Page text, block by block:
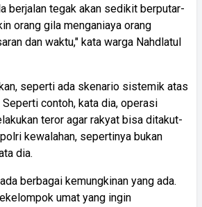
berjalan tegak akan sedikit berputar-
orang gila menganiaya orang
dan waktu," kata warga Nahdlatul
seperti ada skenario sistemik atas
contoh, kata dia, operasi
teror agar rakyat bisa ditakut-
kewalahan, sepertinya bukan
dia.
berbagai kemungkinan yang ada.
umat yang ingin